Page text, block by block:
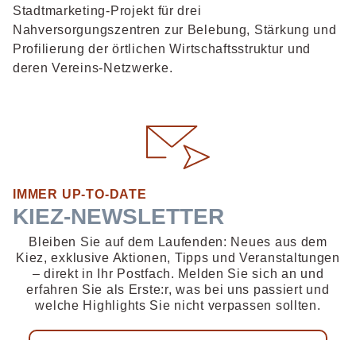
Stadtmarketing-Projekt für drei
Nahversorgungszentren zur Belebung, Stärkung und
Profilierung der örtlichen Wirtschaftsstruktur und
deren Vereins-Netzwerke.
IMMER UP-TO-DATE
KIEZ-NEWSLETTER
Bleiben Sie auf dem Laufenden: Neues aus dem
Kiez, exklusive Aktionen, Tipps und Veranstaltungen
– direkt in Ihr Postfach. Melden Sie sich an und
erfahren Sie als Erste:r, was bei uns passiert und
welche Highlights Sie nicht verpassen sollten.